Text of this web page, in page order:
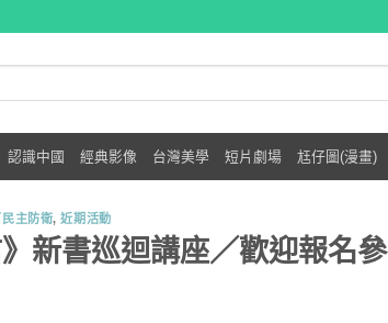
認識中國 經典影像 台灣美學 短片劇場 尪仔圖(漫畫)
主防衛,近期活動
新書巡迴講座／歡迎報名參